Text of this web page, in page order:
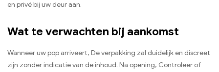
en privé bij uw deur aan.
Wat te verwachten bij aankomst
Wanneer uw pop arriveert, De verpakking zal duidelijk en discreet
zijn zonder indicatie van de inhoud. Na opening, Controleer of